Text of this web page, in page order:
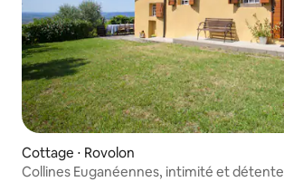
Cottage ⋅ Rovolon
Collines Euganéennes, intimité et détente